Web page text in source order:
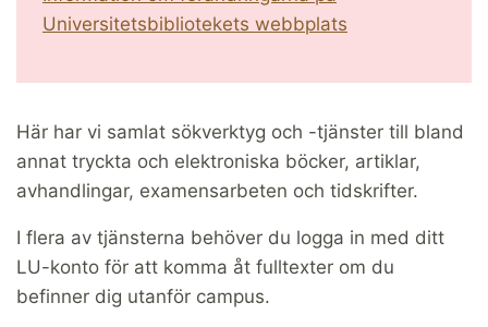
Universitetsbibliotekets webbplats
Här har vi samlat sökverktyg och -tjänster till bland
annat tryckta och elektroniska böcker, artiklar,
avhandlingar, examensarbeten och tidskrifter.
I flera av tjänsterna behöver du logga in med ditt
LU-konto för att komma åt fulltexter om du
befinner dig utanför campus.